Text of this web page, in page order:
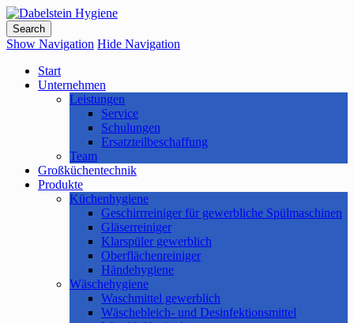
Show Navigation Hide Navigation
Start
Unternehmen
Leistungen
Service
Schulungen
Ersatzteilbeschaffung
Team
Großküchentechnik
Produkte
Küchenhygiene
Geschirrreiniger für gewerbliche Spülmaschinen
Gläserreiniger
Klarspüler gewerblich
Oberflächenreiniger
Händehygiene
Wäschehygiene
Waschmittel gewerblich
Wäschebleich- und Desinfektionsmittel